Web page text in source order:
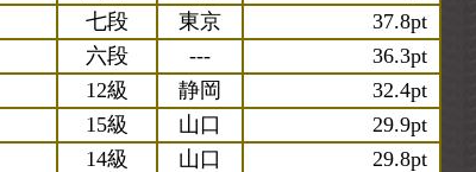
七段 東京
37.8pt
六段 ---
36.3pt
12級 静岡
32.4pt
15級 山口
29.9pt
14級 山口
29.8pt